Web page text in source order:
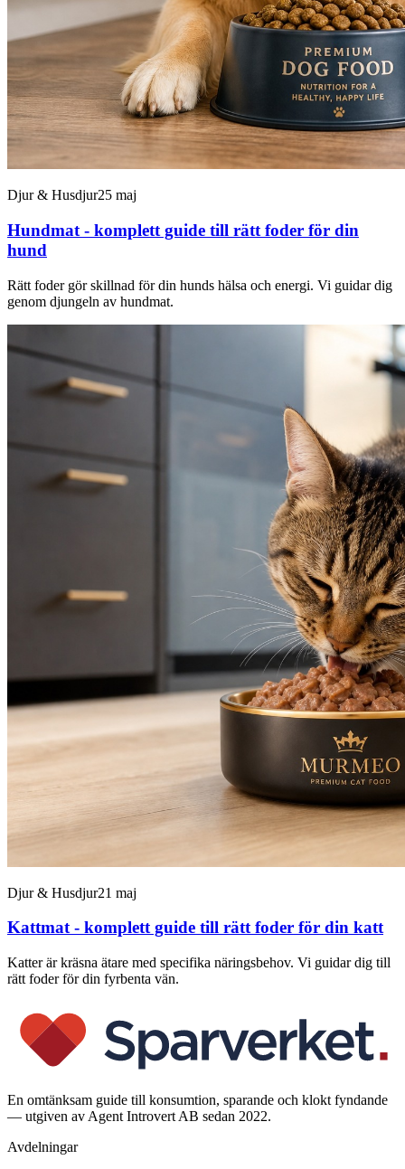
Djur & Husdjur25 maj
Hundmat - komplett guide till rätt foder för din
hund
Rätt foder gör skillnad för din hunds hälsa och energi. Vi guidar dig
genom djungeln av hundmat.
Djur & Husdjur21 maj
Kattmat - komplett guide till rätt foder för din katt
Katter är kräsna ätare med specifika näringsbehov. Vi guidar dig till
rätt foder för din fyrbenta vän.
En omtänksam guide till konsumtion, sparande och klokt fyndande
— utgiven av Agent Introvert AB sedan 2022.
Avdelningar